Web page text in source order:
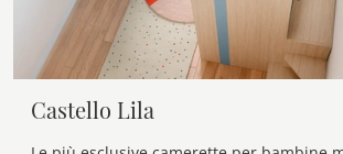
Castello Lila